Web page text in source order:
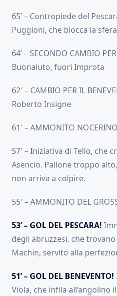
65’ – Contropiede del
Puggioni, che blocca la
64’ – SECONDO CAMBIO
Buonaiuto, fuori Improta
62′ – CAMBIO PER IL
Roberto Insigne
61′ – AMMONITO
57′ – Iniziativa di Tello, che
Asencio. Pallone troppo
non arriva a colpire.
55′ – AMMONITO DEL
53’ – GOL DEL PESCARA!
degli abruzzesi, che
Machin, servito alla
51’ – GOL DEL BENEVENTO!
Viola, che infila all’angolino